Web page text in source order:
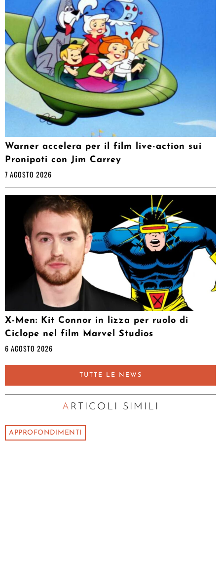
Warner accelera per il film live-action sui
Pronipoti con Jim Carrey
7 AGOSTO 2026
X-Men: Kit Connor in lizza per ruolo di
Ciclope nel film Marvel Studios
6 AGOSTO 2026
TUTTE LE NEWS
ARTICOLI SIMILI
APPROFONDIMENTI